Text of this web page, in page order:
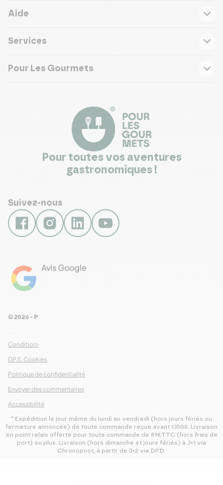
Aide
Services
Pour Les Gourmets
Pour toutes vos aventures
gastronomiques !
Suivez-nous
Avis Google
Conditions Générales de Ventes
DP.5. Cookies
Politique de confidentialité
Envoyer des commentaires
Accessibilité
© 2026 - Pour Les Gourmets
* Expédition le jour même du lundi au vendredi (hors jours fériés ou
fermeture annoncée) de toute commande reçue avant 13h00. Livraison
en point relais offerte pour toute commande de 89€TTC (hors frais de
port) ou plus. Livraison (hors dimanche et jours fériés) à J+1 via
Chronopost, à partir de J+2 via DPD.